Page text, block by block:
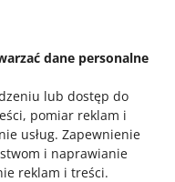
dane personalne
lub dostęp do
pomiar reklam i
usług. Zapewnienie
i naprawianie
reklam i treści.